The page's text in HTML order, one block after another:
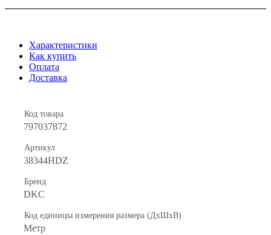
Характеристики
Как купить
Оплата
Доставка
Код товара
797037872
Артикул
38344HDZ
Бренд
DKC
Код единицы измерения размера (ДхШхВ)
Метр